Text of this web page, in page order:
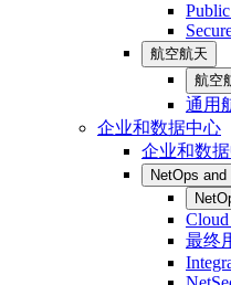
航空航天
航空
通用
企业和数据中心
企业和数
NetOps
最终